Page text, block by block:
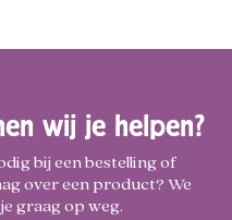
wij je helpen?
bij een bestelling of
over een product? We
graag op weg.